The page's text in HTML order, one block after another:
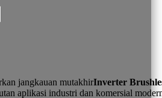
jangkauan mutakhirInverter
aplikasi industri dan komersial